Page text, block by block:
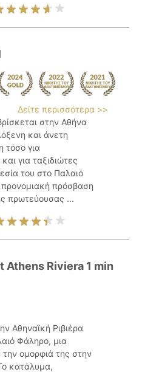
Δείτε περισσότερα >>
στην Αθήνα
και άνετη
τόσο για
για ταξιδιώτες
του στο Παλαιό
πρόσβαση
πρωτεύουσας ...
Athens Riviera 1 min
Αθηναϊκή Ριβιέρα
Φάληρο, μια
την ομορφιά της στην
κατάλυμα,